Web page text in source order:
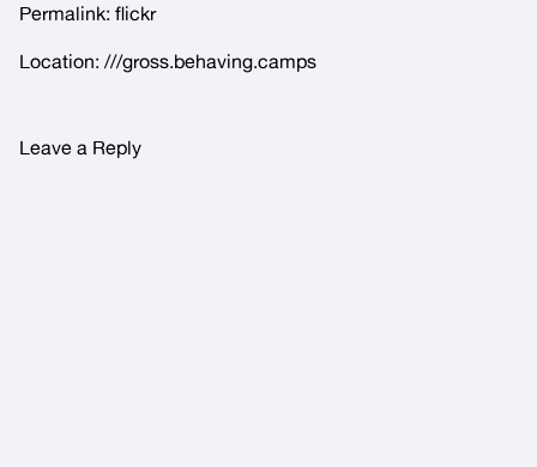
Permalink: flickr
Location: ///gross.behaving.camps
Leave a Reply